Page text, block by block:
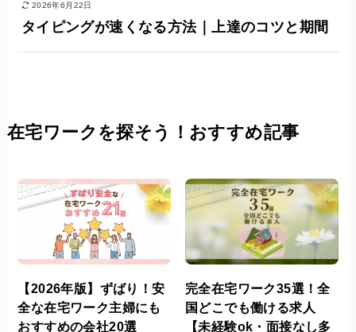
2026年6月22日
タイピングが速くなる方法｜上達のコツと期間
在宅ワークを探そう！おすすめ記事
【2026年版】ずばり！安
全な在宅ワーク主婦にも
おすすめの会社20選
完全在宅ワーク35選！全
国どこでも働ける求人
【未経験ok・面接なし多